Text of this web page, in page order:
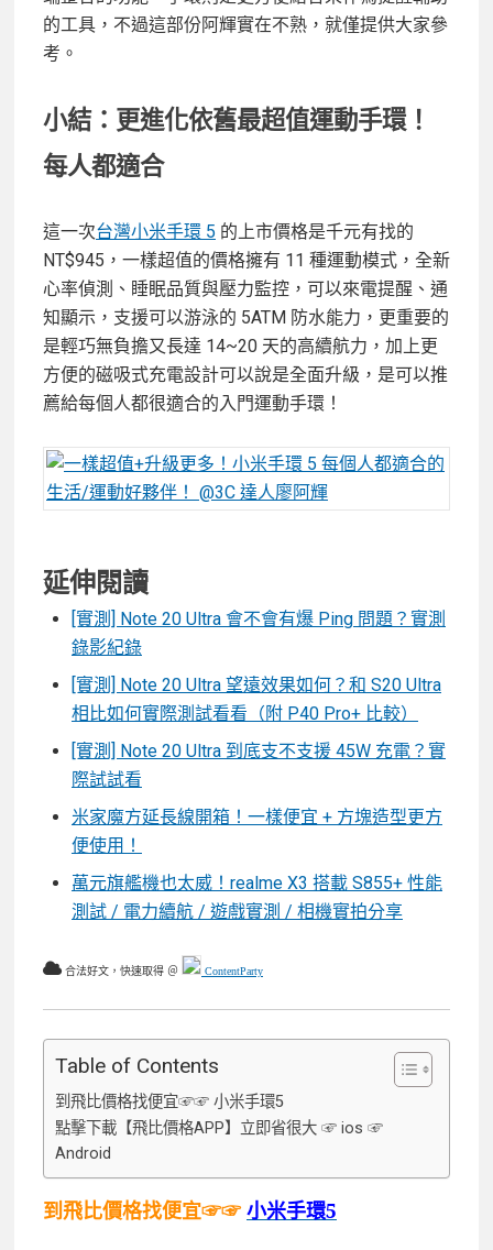
的工具，不過這部份阿輝實在不熟，就僅提供大家參
考。
小結：更進化依舊最超值運動手環！
每人都適合
這一次台灣小米手環 5 的上市價格是千元有找的
NT$945，一樣超值的價格擁有 11 種運動模式，全新
心率偵測、睡眠品質與壓力監控，可以來電提醒、通
知顯示，支援可以游泳的 5ATM 防水能力，更重要的
是輕巧無負擔又長達 14~20 天的高續航力，加上更
方便的磁吸式充電設計可以說是全面升級，是可以推
薦給每個人都很適合的入門運動手環！
延伸閱讀
[實測] Note 20 Ultra 會不會有爆 Ping 問題？實測
錄影紀錄
[實測] Note 20 Ultra 望遠效果如何？和 S20 Ultra
相比如何實際測試看看（附 P40 Pro+ 比較）
[實測] Note 20 Ultra 到底支不支援 45W 充電？實
際試試看
米家魔方延長線開箱！一樣便宜 + 方塊造型更方
便使用！
萬元旗艦機也太威！realme X3 搭載 S855+ 性能
測試 / 電力續航 / 遊戲實測 / 相機實拍分享
合法好文，快速取得 ＠ ContentParty
Table of Contents
到飛比價格找便宜☞☞ 小米手環5
點擊下載【飛比價格APP】立即省很大 ☞ ios ☞
Android
到飛比價格找便宜☞☞ 小米手環5